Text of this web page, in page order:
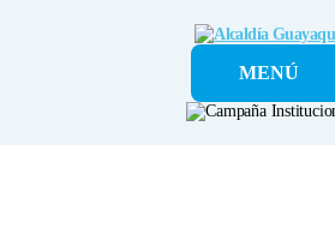
Alcaldía
GuayaquilMENÚ